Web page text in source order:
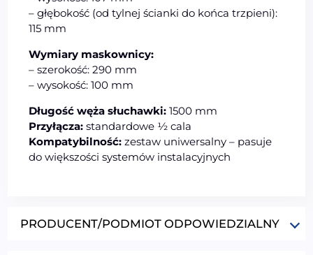
– głębokość (od tylnej ścianki do końca trzpieni):
115 mm
Wymiary maskownicy:
– szerokość: 290 mm
– wysokość: 100 mm
Długość węża słuchawki: 1500 mm
Przyłącza: standardowe ½ cala
Kompatybilność: zestaw uniwersalny – pasuje
do większości systemów instalacyjnych
PRODUCENT/PODMIOT ODPOWIEDZIALNY